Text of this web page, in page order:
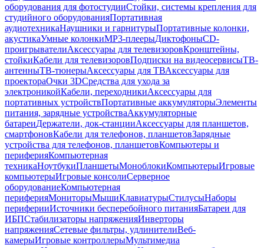
оборудования для фотостудииСтойки, системы крепления для
студийного оборудованияПортативная
аудиотехникаНаушники и гарнитурыПортативные колонки,
акустикаУмные колонкиMP3-плеерыДиктофоныCD-
проигрывателиАксессуары для телевизоровКронштейны,
стойкиКабели для телевизоровПодписки на видеосервисыТВ-
антенныТВ-тюнерыАксессуары для ТВАксессуары для
проектораОчки 3DСредства для ухода за
электроникойКабели, переходникиАксессуары для
портативных устройствПортативные аккумуляторыЭлементы
питания, зарядные устройстваАккумуляторные
батареиДержатели, док-станцииАксессуары для планшетов,
смартфоновКабели для телефонов, планшетовЗарядные
устройства для телефонов, планшетовКомпьютеры и
периферияКомпьютерная
техникаНоутбукиПланшетыМоноблокиКомпьютерыИгровые
компьютерыИгровые консолиСерверное
оборудованиеКомпьютерная
периферияМониторыМышиКлавиатурыСтилусыНаборы
периферииИсточники бесперебойного питанияБатареи для
ИБПСтабилизаторы напряженияИнверторы
напряженияСетевые фильтры, удлинителиВеб-
камерыИгровые контроллерыМультимедиа